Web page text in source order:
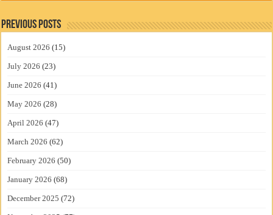
Previous Posts
August 2026 (15)
July 2026 (23)
June 2026 (41)
May 2026 (28)
April 2026 (47)
March 2026 (62)
February 2026 (50)
January 2026 (68)
December 2025 (72)